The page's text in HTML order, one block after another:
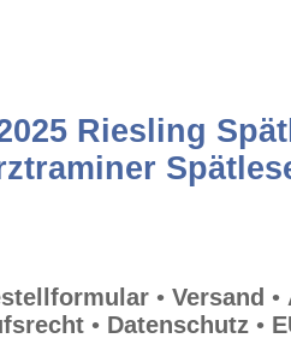
Riesling
• Versand •
• Datenschutz •